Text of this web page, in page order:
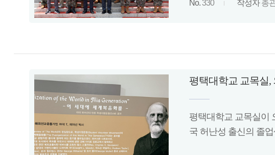
No.330 작성자 총
평택대학교 교목실
평택대학교 교목실이
국 허난성 출신의 졸